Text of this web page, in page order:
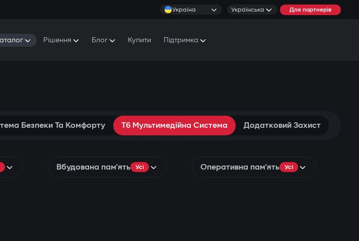
Україна Українська Для партнерів
Рішення Блог Купити Підтримка
Безпеки Та Комфорту T6 Мультимедійна Система Додатковий Захист
Вбудована пам'ять Усі Оперативна пам'ять Усі